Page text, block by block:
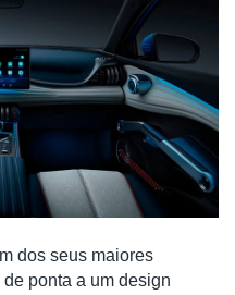
dos seus maiores
ponta a um design